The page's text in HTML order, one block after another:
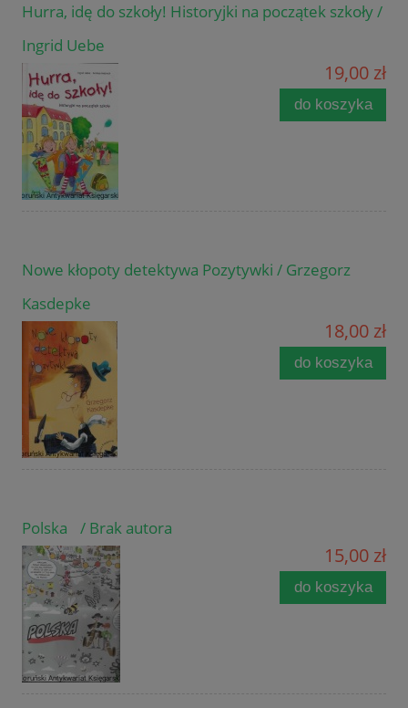
Hurra, idę do szkoły! Historyjki na początek szkoły /
Ingrid Uebe
19,00 zł
do koszyka
Nowe kłopoty detektywa Pozytywki / Grzegorz
Kasdepke
18,00 zł
do koszyka
Polska / Brak autora
15,00 zł
do koszyka